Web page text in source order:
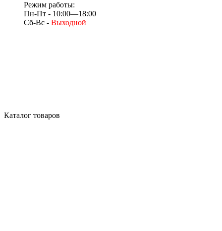
Режим работы:
Пн-Пт - 10:00—18:00
Сб-Вс - Выходной
Каталог товаров